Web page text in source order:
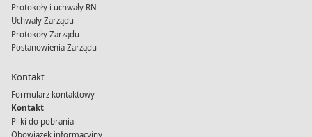
Protokoły i uchwały RN
Uchwały Zarządu
Protokoły Zarządu
Postanowienia Zarządu
Kontakt
Formularz kontaktowy
Kontakt
Pliki do pobrania
Obowiązek informacyjny